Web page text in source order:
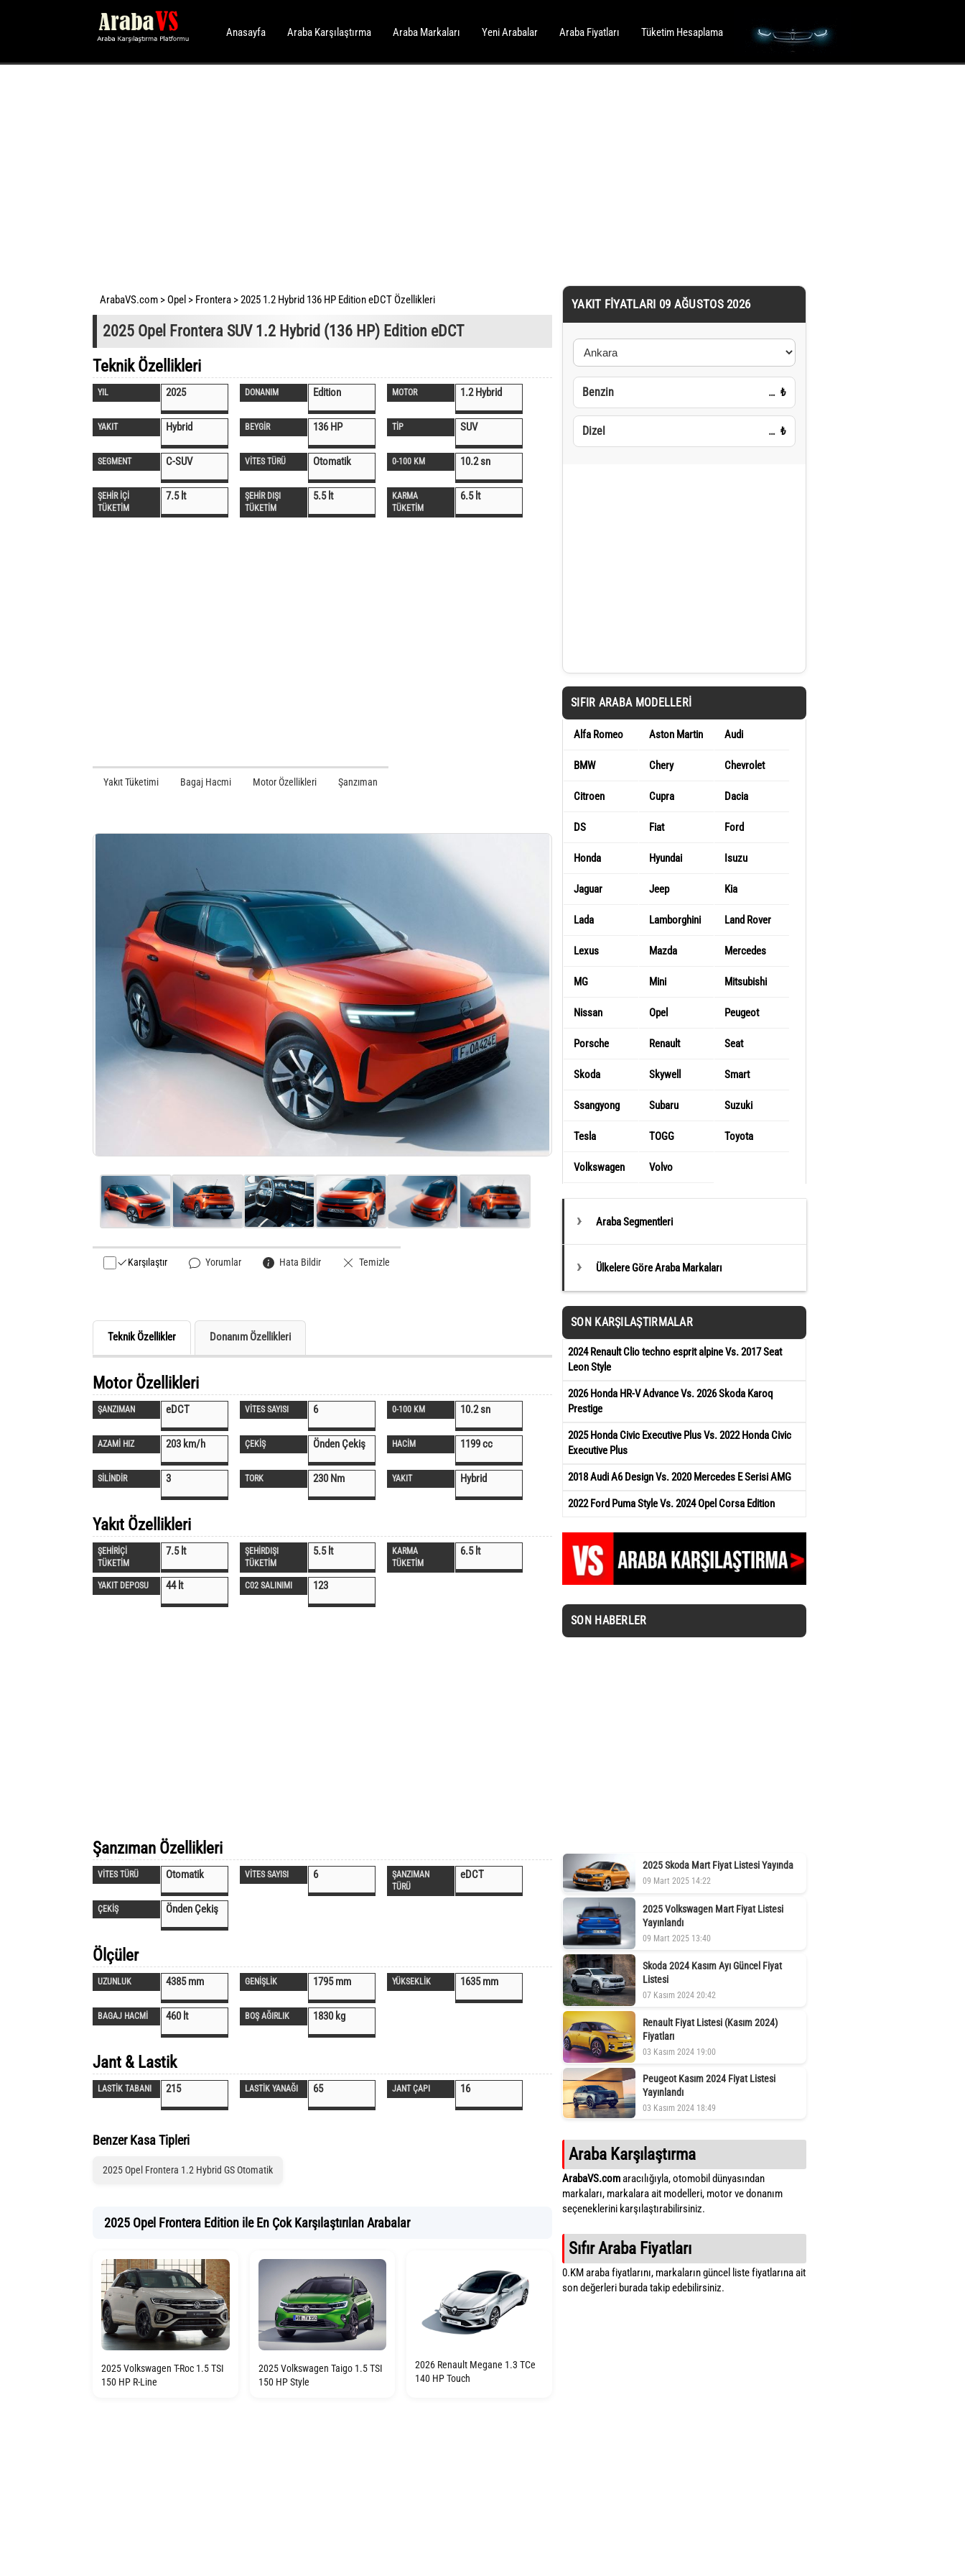
Anasayfa Araba Karşılaştırma Araba Markaları Yeni Arabalar Araba Fiyatları Tüketim Hesaplama
ArabaVS.com > Opel > Frontera >2025 1.2 Hybrid 136 HP Edition eDCT Özellikleri
2025 Opel Frontera SUV 1.2 Hybrid (136 HP) Edition eDCT
Teknik Özellikleri
YIL 2025 DONANIM Edition MOTOR 1.2 Hybrid
YAKIT Hybrid BEYGİR 136 HP TİP SUV
SEGMENT C-SUV VİTES TÜRÜ Otomatik 0-100 KM 10.2 sn
ŞEHİR İÇİ
TÜKETİM
7.5 lt
ŞEHİR DIŞI
TÜKETİM
5.5 lt
KARMA
TÜKETİM
6.5 lt
Yakıt Tüketimi Bagaj Hacmi Motor Özellikleri Şanzıman
Karşılaştır Yorumlar Hata Bildir Temizle
Teknik Özellikler Donanım Özellikleri
Motor Özellikleri
ŞANZIMAN eDCT VİTES SAYISI 6 0-100 KM 10.2 sn
AZAMİ HIZ 203 km/h ÇEKİŞ Önden Çekiş HACİM 1199 cc
SİLİNDİR 3 TORK 230 Nm YAKIT Hybrid
Yakıt Özellikleri
ŞEHİRİÇİ
TÜKETİM
7.5 lt
ŞEHİRDIŞI
TÜKETİM
5.5 lt
KARMA
TÜKETİM
6.5 lt
YAKIT DEPOSU 44 lt C02 SALINIMI 123
Şanzıman Özellikleri
VİTES TÜRÜ Otomatik VİTES SAYISI 6
ŞANZIMAN
TÜRÜ
eDCT
ÇEKİŞ Önden Çekiş
Ölçüler
UZUNLUK 4385 mm GENİŞLİK 1795 mm YÜKSEKLİK 1635 mm
BAGAJ HACMİ 460 lt BOŞ AĞIRLIK 1830 kg
Jant & Lastik
LASTİK TABANI 215 LASTİK YANAĞI 65 JANT ÇAPI 16
Benzer Kasa Tipleri
2025 Opel Frontera 1.2 Hybrid GS Otomatik
2025 Opel Frontera Edition ile En Çok Karşılaştırılan Arabalar
2025 Volkswagen T-Roc 1.5 TSI
150 HP R-Line
2025 Volkswagen Taigo 1.5 TSI
150 HP Style
2026 Renault Megane 1.3 TCe
140 HP Touch
YAKIT FIYATLARI 09 AĞUSTOS 2026
Benzin … ₺
Dizel … ₺
SIFIR ARABA MODELLERI
Alfa Romeo Aston Martin Audi
BMW Chery Chevrolet
Citroen Cupra Dacia
DS Fiat Ford
Honda Hyundai Isuzu
Jaguar Jeep Kia
Lada Lamborghini Land Rover
Lexus Mazda Mercedes
MG Mini Mitsubishi
Nissan Opel Peugeot
Porsche Renault Seat
Skoda Skywell Smart
Ssangyong Subaru Suzuki
Tesla TOGG Toyota
Volkswagen Volvo
Araba Segmentleri
Ülkelere Göre Araba Markaları
SON KARŞILAŞTIRMALAR
2024 Renault Clio techno esprit alpine Vs. 2017 Seat
Leon Style
2026 Honda HR-V Advance Vs. 2026 Skoda Karoq
Prestige
2025 Honda Civic Executive Plus Vs. 2022 Honda Civic
Executive Plus
2018 Audi A6 Design Vs. 2020 Mercedes E Serisi AMG
2022 Ford Puma Style Vs. 2024 Opel Corsa Edition
SON HABERLER
2025 Skoda Mart Fiyat Listesi Yayında
09 Mart 2025 14:22
2025 Volkswagen Mart Fiyat Listesi
Yayınlandı
09 Mart 2025 13:40
Skoda 2024 Kasım Ayı Güncel Fiyat
Listesi
07 Kasım 2024 20:42
Renault Fiyat Listesi (Kasım 2024)
Fiyatları
03 Kasım 2024 19:00
Peugeot Kasım 2024 Fiyat Listesi
Yayınlandı
03 Kasım 2024 18:49
Araba Karşılaştırma
ArabaVS.comaracılığıyla, otomobil dünyasından
markaları, markalara ait modelleri, motor ve donanım
seçeneklerini karşılaştırabilirsiniz.
Sıfır Araba Fiyatları
0.KM araba fiyatlarını, markaların güncel liste fiyatlarına ait
son değerleri burada takip edebilirsiniz.